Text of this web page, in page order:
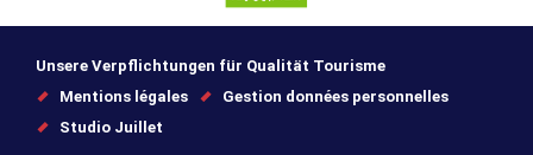
Unsere Verpflichtungen für Qualität Tourisme
Mentions légales
Gestion données personnelles
Studio Juillet